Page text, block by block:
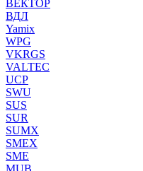
ВЕКТОР
ВДЛ
Yamix
WPG
VKRGS
VALTEC
UCP
SWU
SUS
SUR
SUMX
SMEX
SME